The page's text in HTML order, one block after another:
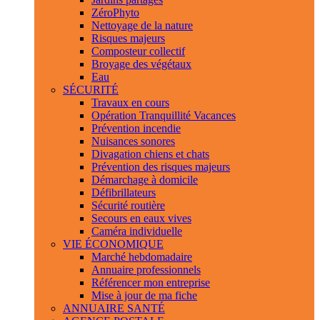
ZéroPhyto
Nettoyage de la nature
Risques majeurs
Composteur collectif
Broyage des végétaux
Eau
SÉCURITÉ
Travaux en cours
Opération Tranquillité Vacances
Prévention incendie
Nuisances sonores
Divagation chiens et chats
Prévention des risques majeurs
Démarchage à domicile
Défibrillateurs
Sécurité routière
Secours en eaux vives
Caméra individuelle
VIE ÉCONOMIQUE
Marché hebdomadaire
Annuaire professionnels
Référencer mon entreprise
Mise à jour de ma fiche
ANNUAIRE SANTÉ